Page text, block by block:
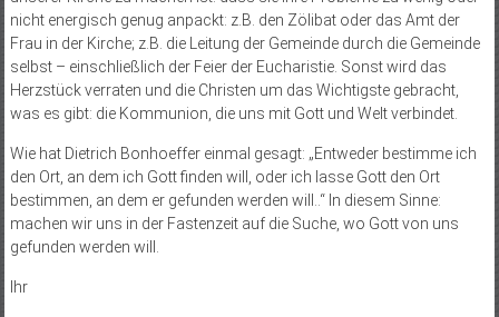
nicht energisch genug anpackt: z.B. den Zölibat oder das Amt der
Frau in der Kirche; z.B. die Leitung der Gemeinde durch die Gemeinde
selbst – einschließlich der Feier der Eucharistie. Sonst wird das
Herzstück verraten und die Christen um das Wichtigste gebracht,
was es gibt: die Kommunion, die uns mit Gott und Welt verbindet.
Wie hat Dietrich Bonhoeffer einmal gesagt: „Entweder bestimme ich
den Ort, an dem ich Gott finden will, oder ich lasse Gott den Ort
bestimmen, an dem er gefunden werden will..“ In diesem Sinne:
machen wir uns in der Fastenzeit auf die Suche, wo Gott von uns
gefunden werden will.
Ihr